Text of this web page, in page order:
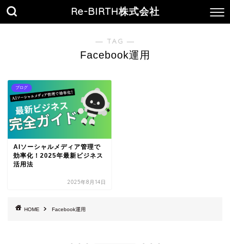
Re-BIRTH株式会社
― TAG ―
Facebook運用
ブログ
AIソーシャルメディア管理で
効率化！2025年最新ビジネス
活用法
2025年8月14日
HOME Facebook運用